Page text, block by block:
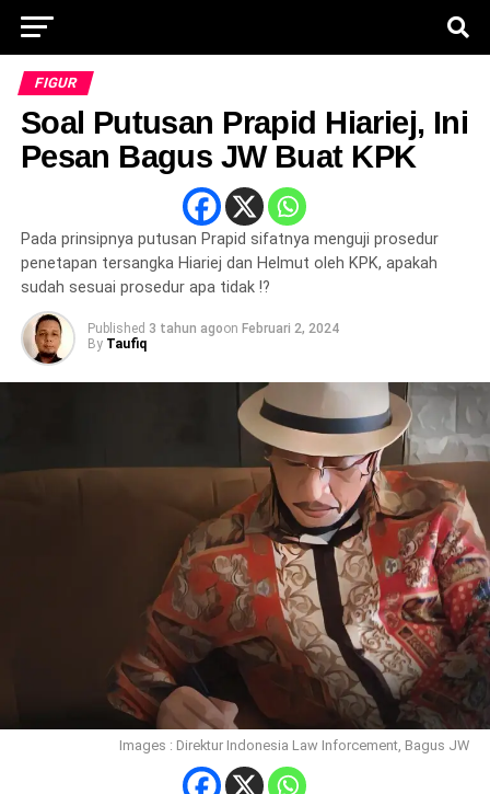
FIGUR
Soal Putusan Prapid Hiariej, Ini
Pesan Bagus JW Buat KPK
Pada prinsipnya putusan Prapid sifatnya menguji prosedur
penetapan tersangka Hiariej dan Helmut oleh KPK, apakah
sudah sesuai prosedur apa tidak !?
Published 3 tahun agoon Februari 2, 2024
By Taufiq
Images : Direktur Indonesia Law Inforcement, Bagus JW